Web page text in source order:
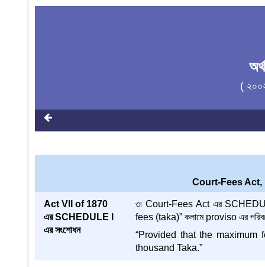
(
Court-Fees Act,
Act VII of 1870
এর SCHEDULE I
এর সংশোধন
৩৷ Court-Fees Act এর
fees (taka)” কলামে proviso এর
“Provided that the
thousand Taka.”